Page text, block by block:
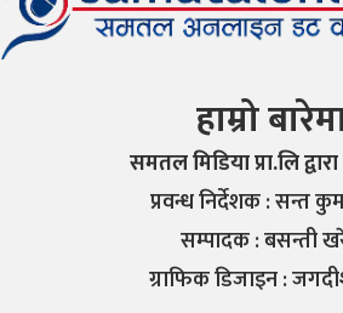
हाम्रो
समतल मिडिया प्रा.लि
प्रवन्ध निर्देशक : सन्त
सम्पादक : बसन्ती
ग्राफिक डिजाइन :